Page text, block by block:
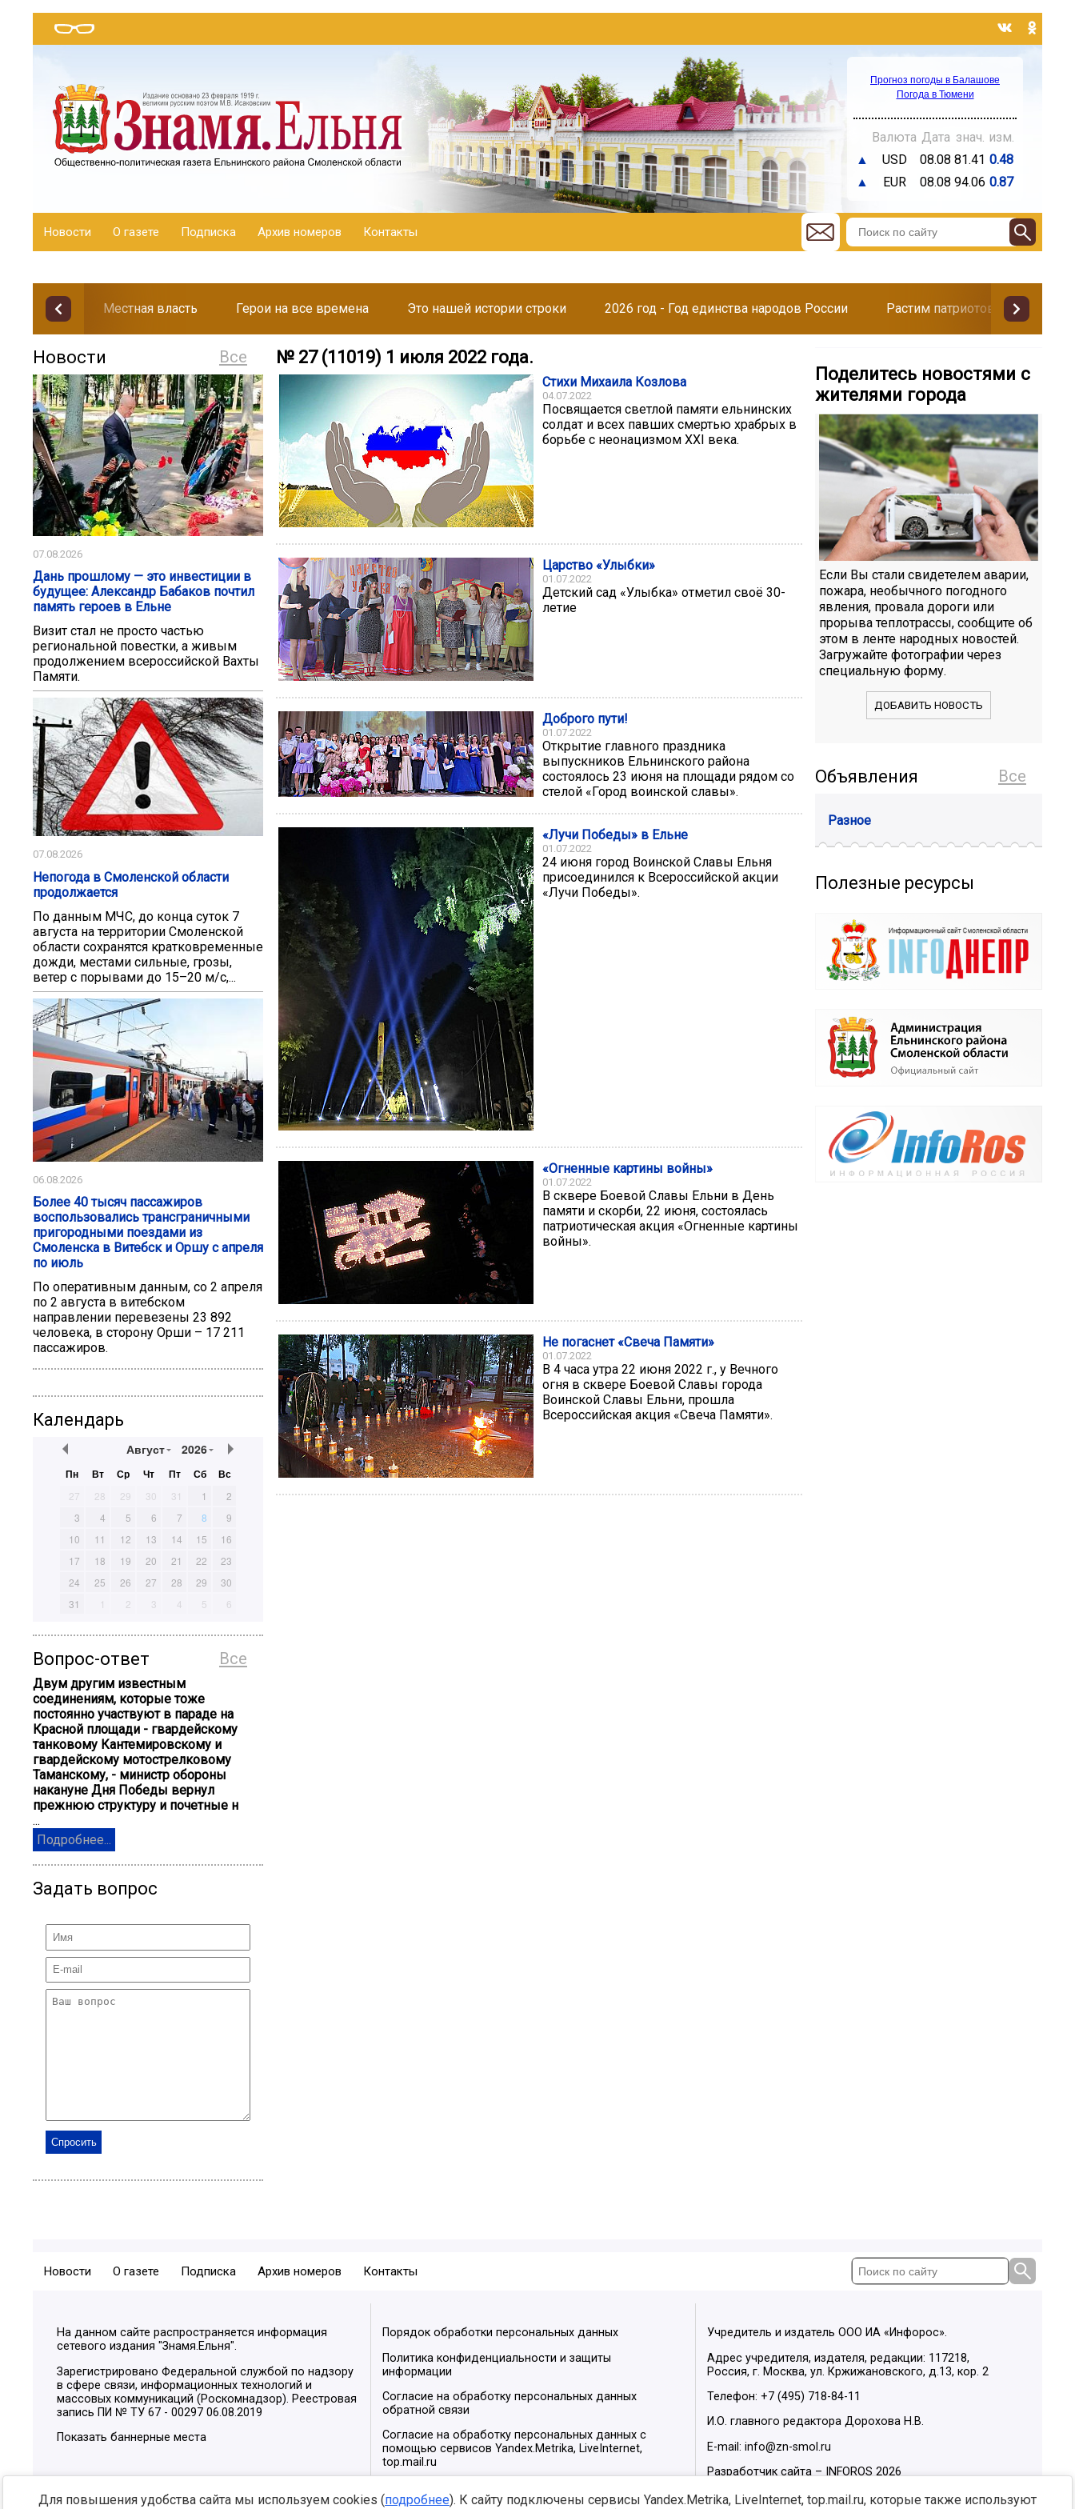
Прогноз погоды в Балашове
Погода в Тюмени
Валюта Дата знач. изм.
▲
USD 08.08 81.41 0.48
▲
EUR 08.08 94.06 0.87
Новости О газете Подписка Архив номеров Контакты
Местная власть Герои на все времена Это нашей истории строки 2026 год - Год единства народов России Растим патриотов
Все
Новости
07.08.2026
Дань прошлому — это инвестиции в
будущее: Александр Бабаков почтил
память героев в Ельне
Визит стал не просто частью
региональной повестки, а живым
продолжением всероссийской Вахты
Памяти.
07.08.2026
Непогода в Смоленской области
продолжается
По данным МЧС, до конца суток 7
августа на территории Смоленской
области сохранятся кратковременные
дожди, местами сильные, грозы,
ветер с порывами до 15–20 м/с,...
06.08.2026
Более 40 тысяч пассажиров
воспользовались трансграничными
пригородными поездами из
Смоленска в Витебск и Оршу с апреля
по июль
По оперативным данным, со 2 апреля
по 2 августа в витебском
направлении перевезены 23 892
человека, в сторону Орши – 17 211
пассажиров.
Календарь
Август 2026
Пн Вт Ср Чт Пт Сб Вс
27 28 29 30 31 1
2
3
4 5 6 7 8
9
10
11 12 13 14 15
16
17
18 19 20 21 22
23
24
25 26 27 28 29
30
31
1 2 3 4 5 6
Все
Вопрос-ответ
Двум другим известным
соединениям, которые тоже
постоянно участвуют в параде на
Красной площади - гвардейскому
танковому Кантемировскому и
гвардейскому мотострелковому
Таманскому, - министр обороны
накануне Дня Победы вернул
прежнюю структуру и почетные н
...
Подробнее...
Задать вопрос
№ 27 (11019) 1 июля 2022 года.
Стихи Михаила Козлова
04.07.2022
Посвящается светлой памяти ельнинских
солдат и всех павших смертью храбрых в
борьбе с неонацизмом XXI века.
Царство «Улыбки»
01.07.2022
Детский сад «Улыбка» отметил своё 30-
летие
Доброго пути!
01.07.2022
Открытие главного праздника
выпускников Ельнинского района
состоялось 23 июня на площади рядом со
стелой «Город воинской славы».
«Лучи Победы» в Ельне
01.07.2022
24 июня город Воинской Славы Ельня
присоединился к Всероссийской акции
«Лучи Победы».
«Огненные картины войны»
01.07.2022
В сквере Боевой Славы Ельни в День
памяти и скорби, 22 июня, состоялась
патриотическая акция «Огненные картины
войны».
Не погаснет «Свеча Памяти»
01.07.2022
В 4 часа утра 22 июня 2022 г., у Вечного
огня в сквере Боевой Славы города
Воинской Славы Ельни, прошла
Всероссийская акция «Свеча Памяти».
Поделитесь новостями с
жителями города
Если Вы стали свидетелем аварии,
пожара, необычного погодного
явления, провала дороги или
прорыва теплотрассы, сообщите об
этом в ленте народных новостей.
Загружайте фотографии через
специальную форму.
ДОБАВИТЬ НОВОСТЬ
Все
Объявления
Разное
Полезные ресурсы
Новости О газете Подписка Архив номеров Контакты
На данном сайте распространяется информация
сетевого издания "Знамя.Ельня".
Зарегистрировано Федеральной службой по надзору
в сфере связи, информационных технологий и
массовых коммуникаций (Роскомнадзор). Реестровая
запись ПИ № ТУ 67 - 00297 06.08.2019
Показать баннерные места
Порядок обработки персональных данных
Политика конфиденциальности и защиты
информации
Согласие на обработку персональных данных
обратной связи
Согласие на обработку персональных данных с
помощью сервисов Yandex.Metrika, LiveInternet,
top.mail.ru
Учредитель и издатель ООО ИА «Инфорос».
Адрес учредителя, издателя, редакции: 117218,
Россия, г. Москва, ул. Кржижановского, д.13, кор. 2
Телефон: +7 (495) 718-84-11
И.О. главного редактора Дорохова Н.В.
E-mail: info@zn-smol.ru
Разработчик сайта –
INFOROS 2026
Мы в социальных сетях:
Для повышения удобства сайта мы используем cookies (подробнее). К сайту подключены сервисы Yandex.Metrika, LiveInternet, top.mail.ru, которые также используют